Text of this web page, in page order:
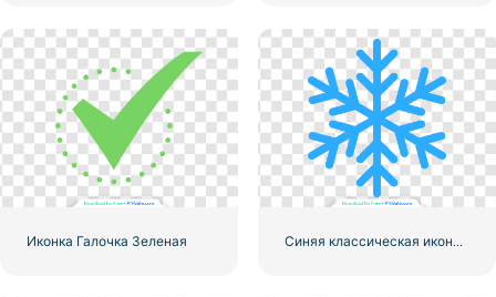
Иконка Галочка Зеленая